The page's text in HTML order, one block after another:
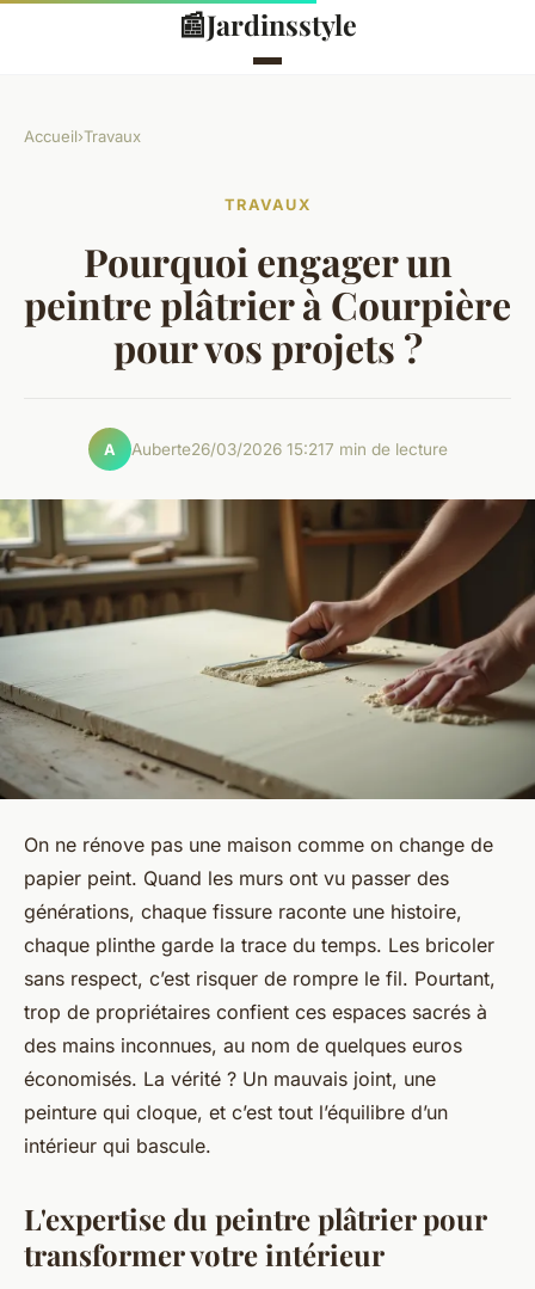
📰Jardinsstyle
Accueil›Travaux
TRAVAUX
Pourquoi engager un
peintre plâtrier à Courpière
pour vos projets ?
A Auberte26/03/2026 15:217 min de lecture
On ne rénove pas une maison comme on change de
papier peint. Quand les murs ont vu passer des
générations, chaque fissure raconte une histoire,
chaque plinthe garde la trace du temps. Les bricoler
sans respect, c’est risquer de rompre le fil. Pourtant,
trop de propriétaires confient ces espaces sacrés à
des mains inconnues, au nom de quelques euros
économisés. La vérité ? Un mauvais joint, une
peinture qui cloque, et c’est tout l’équilibre d’un
intérieur qui bascule.
L'expertise du peintre plâtrier pour
transformer votre intérieur